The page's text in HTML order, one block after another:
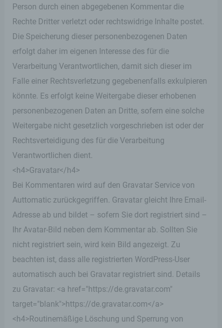
Person durch einen abgegebenen Kommentar die
Rechte Dritter verletzt oder rechtswidrige Inhalte postet.
Die Speicherung dieser personenbezogenen Daten
erfolgt daher im eigenen Interesse des für die
Verarbeitung Verantwortlichen, damit sich dieser im
Falle einer Rechtsverletzung gegebenenfalls exkulpieren
könnte. Es erfolgt keine Weitergabe dieser erhobenen
personenbezogenen Daten an Dritte, sofern eine solche
Weitergabe nicht gesetzlich vorgeschrieben ist oder der
Rechtsverteidigung des für die Verarbeitung
Verantwortlichen dient.
<h4>Gravatar</h4>
Bei Kommentaren wird auf den Gravatar Service von
Auttomatic zurückgegriffen. Gravatar gleicht Ihre Email-
Adresse ab und bildet – sofern Sie dort registriert sind –
Ihr Avatar-Bild neben dem Kommentar ab. Sollten Sie
nicht registriert sein, wird kein Bild angezeigt. Zu
beachten ist, dass alle registrierten WordPress-User
automatisch auch bei Gravatar registriert sind. Details
zu Gravatar: <a href="https://de.gravatar.com"
target="blank">https://de.gravatar.com</a>
<h4>Routinemäßige Löschung und Sperrung von
Informationen ziehen wird keine Rückschlüsse auf
vielmehr benötigt, um (1) die Inhalte unserer
Internetseite korrekt auszuliefern, (2) die Inhalte
zu optimieren, (3) die dauerhafte
Funktionsfähigkeit unserer
Technik unserer Internetseite zu gewährleisten
sowie (4) um Strafverfolgungsbehörden im Falle
notwendigen Informationen bereitzustellen. Diese
anonym erhobenen Daten und Informationen
ferner mit dem Ziel ausgewertet, den Datenschutz
und die Datensicherheit in unserem Unternehmen
Schutzniveau für die von uns verarbeiteten
personenbezogenen Daten sicherzustellen. Die
getrennt von allen durch eine betroffene Person
angegebenen personenbezogenen Daten
Registrierung auf unserer Internetseite
Die betroffene Person hat die Möglichkeit, sich auf
der Internetseite des für die Verarbeitung
Verantwortlichen unter Angabe von
Welche personenbezogenen Daten dabei an den
für die Verarbeitung Verantwortlichen übermittelt